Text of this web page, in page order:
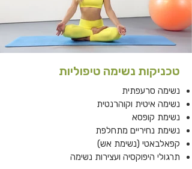
טכניקות נשימה טיפוליות
נשימה סרעפתית
נשימה איטית וקוהרנטית
נשימת קופסא
נשימת נחיריים מתחלפת
קפאלבאטי (נשימת אש)
תרגולי היפוקסיה ועצירות נשימה